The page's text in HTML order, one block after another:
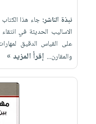
نبذة الناشر: جاء هذا
الاساليب الحديثة في
على القياس الدقيق
والمقارن... إقرأ المزيد »